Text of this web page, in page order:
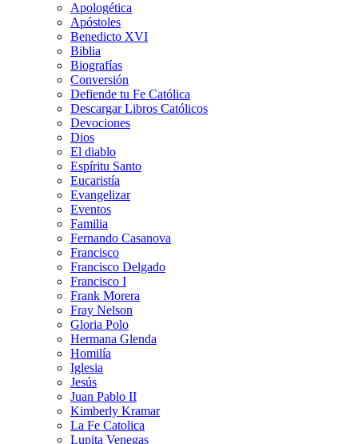
Apologética
Apóstoles
Benedicto XVI
Biblia
Biografías
Conversión
Defiende tu Fe Católica
Descargar Libros Católicos
Devociones
Dios
El diablo
Espíritu Santo
Eucaristía
Evangelizar
Eventos
Familia
Fernando Casanova
Francisco
Francisco Delgado
Francisco I
Frank Morera
Fray Nelson
Gloria Polo
Hermana Glenda
Homilía
Iglesia
Jesús
Juan Pablo II
Kimberly Kramar
La Fe Catolica
Lupita Venegas